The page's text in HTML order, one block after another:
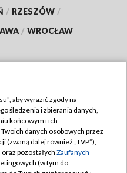
/ RZESZÓW /
/ WROCŁAW
TVP
aby wyrazić zgody na
śledzenia i zbierania danych,
końcowym i ich
danych osobowych przez
(zwaną dalej również „TVP”),
oraz pozostałych Zaufanych
(w tym do